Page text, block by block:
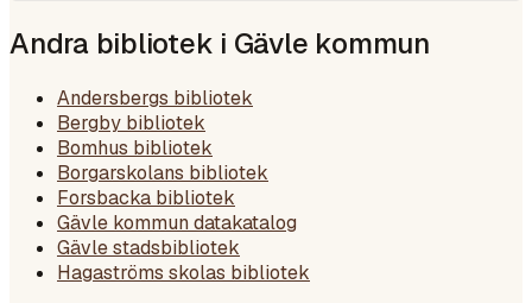
Andra bibliotek i Gävle kommun
Andersbergs bibliotek
Bergby bibliotek
Bomhus bibliotek
Borgarskolans bibliotek
Forsbacka bibliotek
Gävle kommun datakatalog
Gävle stadsbibliotek
Hagaströms skolas bibliotek